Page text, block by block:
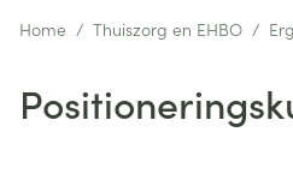
Home / Thuiszorg en EHBO /